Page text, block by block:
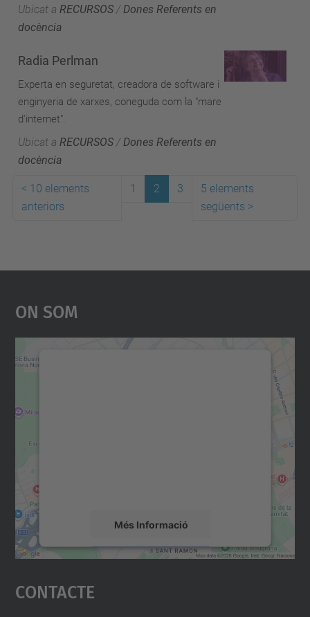
Ubicat a RECURSOS / Dones Referents en
docència
Radia Perlman
Experta en seguretat, creadora de software i
enginyeria de xarxes, coneguda com la "mare
d'internet".
Ubicat a RECURSOS /Dones Referents en
docència
< 10 elements
anteriors
1 2 3
5 elements
següents >
On Som
Més Informació
Accepta
powered by
Contacte